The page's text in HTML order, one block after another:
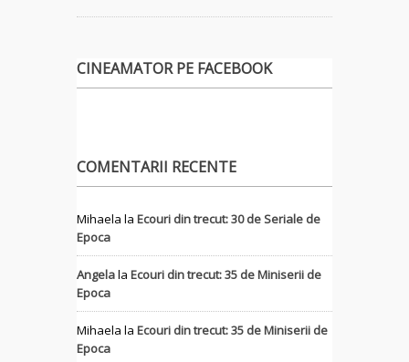
CINEAMATOR PE FACEBOOK
COMENTARII RECENTE
Mihaela la Ecouri din trecut: 30 de Seriale de
Epoca
Angelala Ecouri din trecut: 35 de Miniserii de
Epoca
Mihaela la Ecouri din trecut: 35 de Miniserii de
Epoca